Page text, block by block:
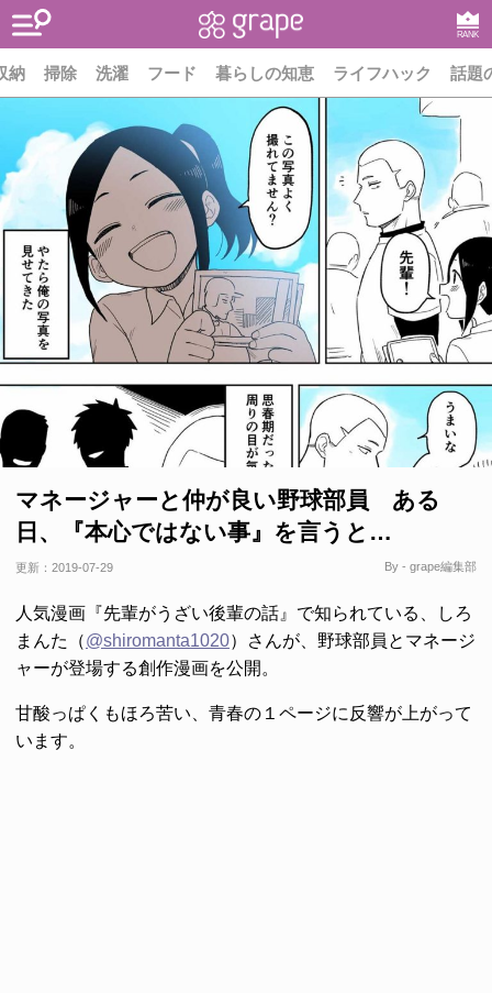
RANK
納 掃除 洗濯 フード 暮らしの知恵 ライフハック 話題
マネージャーと仲が良い野球部員 ある
日、『本心ではない事』を言うと…
更新： 2019-07-29 By - grape編集部
人気漫画『先輩がうざい後輩の話』で知られている、しろ
まんた（@shiromanta1020）さんが、野球部員とマネージ
ャーが登場する創作漫画を公開。
甘酸っぱくもほろ苦い、青春の１ページに反響が上がって
います。